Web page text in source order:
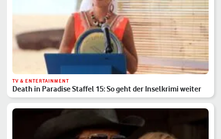
TV & ENTERTAINMENT
Death in Paradise Staffel 15: So geht der Inselkrimi weiter